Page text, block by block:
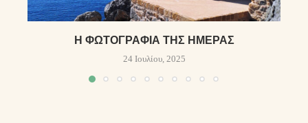
Η ΦΩΤΟΓΡΑΦΊΑ ΤΗΣ ΗΜΈΡΑΣ
24 Ιουλίου, 2025